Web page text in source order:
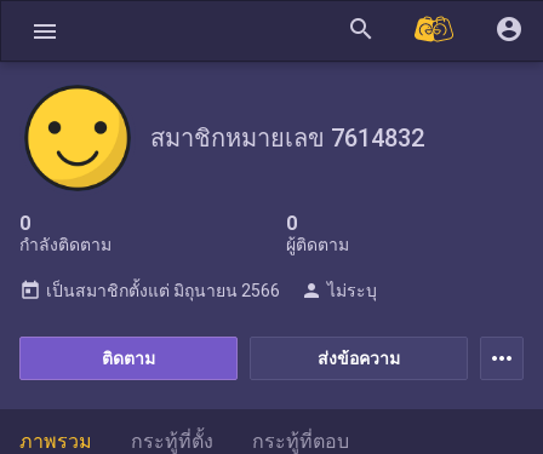
menu search account_circle
สมาชิกหมายเลข 7614832
0
กำลังติดตาม
0
ผู้ติดตาม
ส่งข้อความ
ติดตาม
today เป็นสมาชิกตั้งแต่ มิถุนายน 2566 person ไม่ระบุ
more_horiz
ภาพรวม กระทู้ที่ตั้ง กระทู้ที่ตอบ